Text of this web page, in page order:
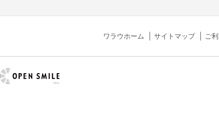
ワラウホーム サイトマップ ご